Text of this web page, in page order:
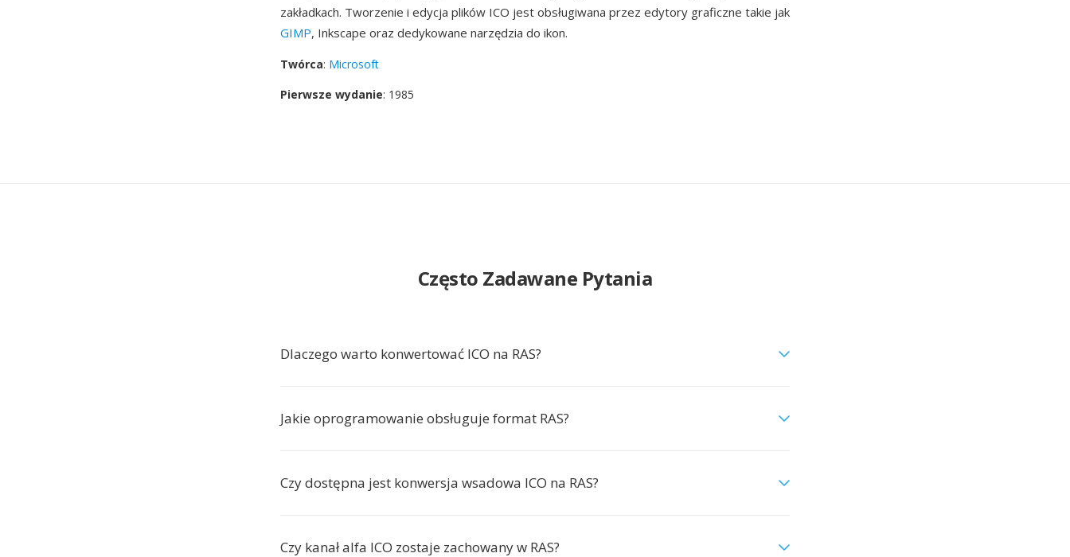
zakładkach. Tworzenie i edycja plików ICO jest obsługiwana przez edytory graficzne takie jak
GIMP, Inkscape oraz dedykowane narzędzia do ikon.
Twórca: Microsoft
Pierwsze wydanie: 1985
Często Zadawane Pytania
Dlaczego warto konwertować ICO na RAS?
Jakie oprogramowanie obsługuje format RAS?
Czy dostępna jest konwersja wsadowa ICO na RAS?
Czy kanał alfa ICO zostaje zachowany w RAS?